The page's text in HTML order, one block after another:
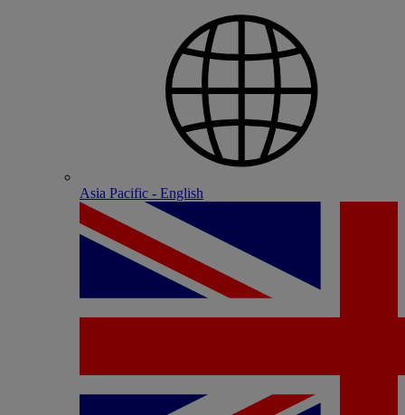
Asia Pacific - English